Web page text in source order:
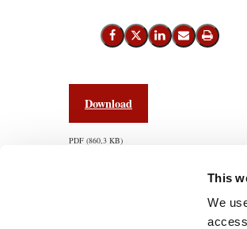
This
We
Del på Facebook
Del på X (Twitter)
Del på LinkedIn
Send email
Print
Download
PDF 860,3 KB